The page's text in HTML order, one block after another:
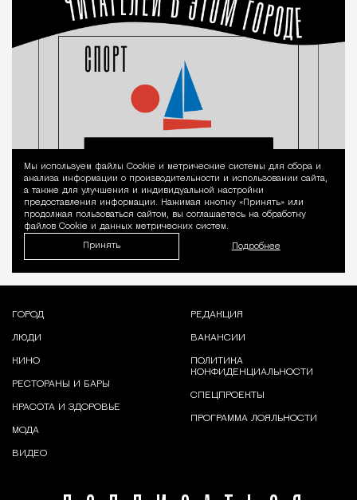
Уведомление
Мы используем файлы Сookie и метрические системы для сбора и
анализа информации о производительности и использовании сайта,
а также для улучшения и индивидуальной настройки
предоставления информации. Нажимая кнопку «Принять» или
продолжая пользоваться сайтом, вы соглашаетесь на обработку
файлов Cookie и данных метрических систем.
Принять Подробнее
ГОРОД
ЛЮДИ
КИНО
РЕСТОРАНЫ И БАРЫ
КРАСОТА И ЗДОРОВЬЕ
МОДА
ВИДЕО
РЕДАКЦИЯ
ВАКАНСИИ
ПОЛИТИКА
КОНФИДЕНЦИАЛЬНОСТИ
СПЕЦПРОЕКТЫ
ПРОГРАММА ЛОЯЛЬНОСТИ